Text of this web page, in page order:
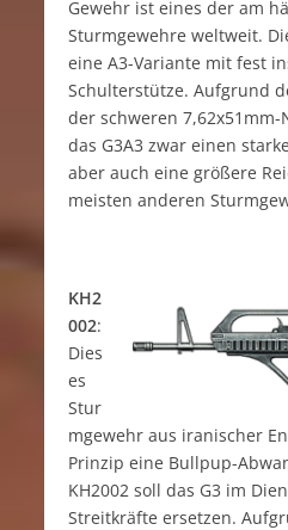
Gewehr ist eines der am
Sturmgewehre weltweit.
eine A3-Variante mit fest
Schulterstütze. Aufgrund
der schweren
das G3A3 zwar einen
aber auch eine größere
meisten anderen
KH2
002:
Dies
es
Stur
mgewehr aus iranischer
Prinzip eine Bullpup-
KH2002 soll das G3 im
Streitkräfte ersetzen.